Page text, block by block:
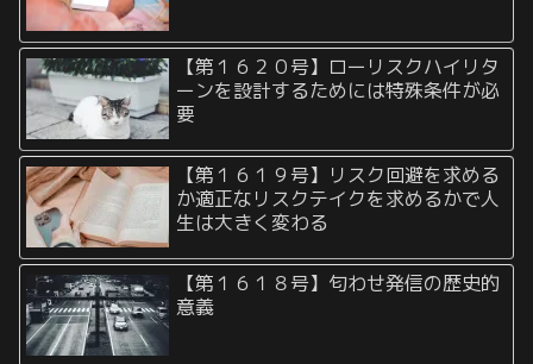
【第１６２０号】ローリスクハイリタ
ーンを設計するためには特殊条件が必
要
【第１６１９号】リスク回避を求める
か適正なリスクテイクを求めるかで人
生は大きく変わる
【第１６１８号】匂わせ発信の歴史的
意義